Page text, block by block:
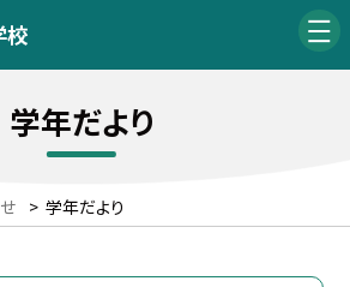
校
学年だより
> 学年だより